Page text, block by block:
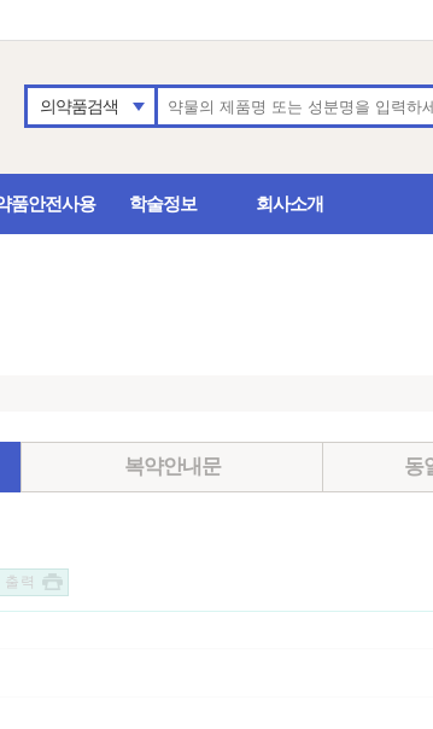
의약품검색
품안전사용 학술정보 회사소개
복약안내문 동
출 력